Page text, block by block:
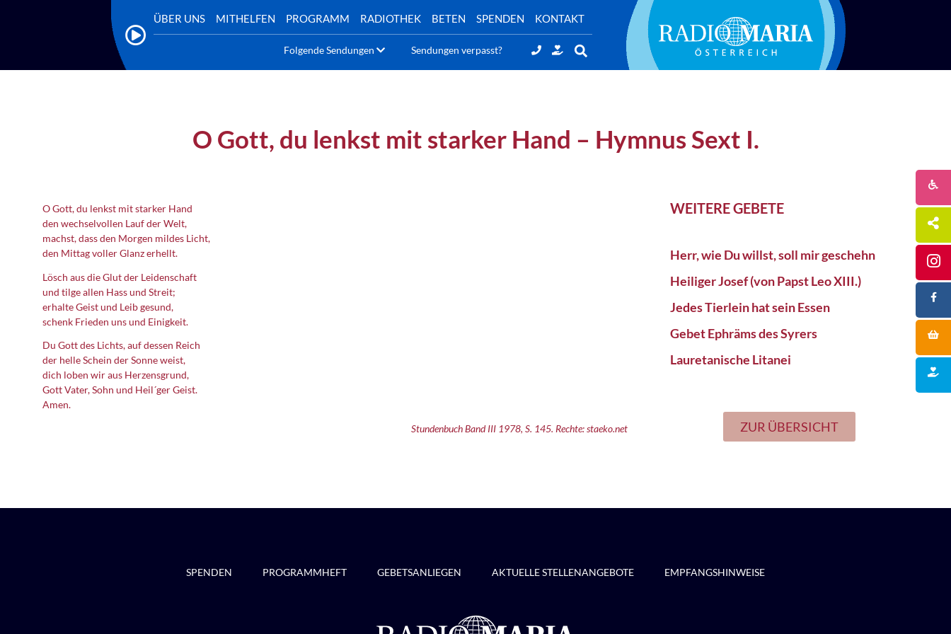
ÜBER UNS MITHELFEN PROGRAMM RADIOTHEK BETEN SPENDEN KONTAKT
Folgende Sendungen Sendungen verpasst?
O Gott, du lenkst mit starker Hand – Hymnus Sext I.
O Gott, du lenkst mit starker Hand
den wechselvollen Lauf der Welt,
machst, dass den Morgen mildes Licht,
den Mittag voller Glanz erhellt.
Lösch aus die Glut der Leidenschaft
und tilge allen Hass und Streit;
erhalte Geist und Leib gesund,
schenk Frieden uns und Einigkeit.
Du Gott des Lichts, auf dessen Reich
der helle Schein der Sonne weist,
dich loben wir aus Herzensgrund,
Gott Vater, Sohn und Heil´ger Geist.
Amen.
Stundenbuch Band III 1978, S. 145. Rechte: staeko.net
WEITERE GEBETE
Herr, wie Du willst, soll mir geschehn
Heiliger Josef (von Papst Leo XIII.)
Jedes Tierlein hat sein Essen
Gebet Ephräms des Syrers
Lauretanische Litanei
ZUR ÜBERSICHT
SPENDEN PROGRAMMHEFT GEBETSANLIEGEN AKTUELLE STELLENANGEBOTE EMPFANGSHINWEISE